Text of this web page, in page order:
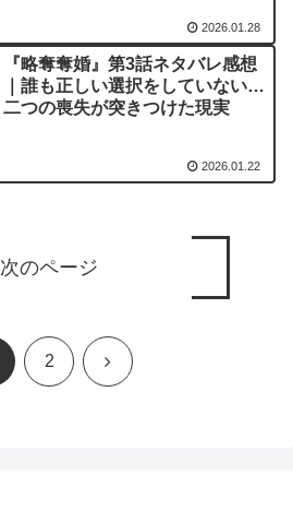
2026.01.28
『略奪奪婚』第3話ネタバレ感想
｜誰も正しい選択をしていない…
二つの喪失が突きつけた現実
2026.01.22
次のページ
2 次